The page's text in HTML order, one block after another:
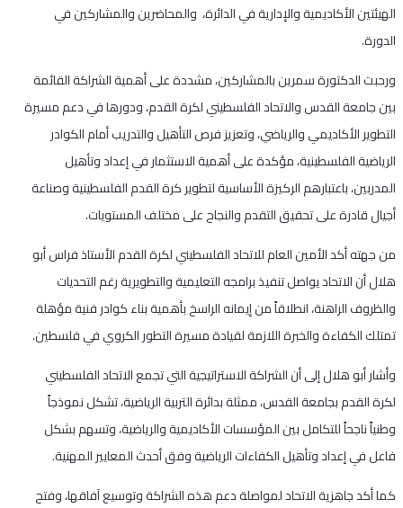
الهيئتين الأكاديمية والإدارية في الدائرة، والمحاضرين والمشاركين في
الدورة.
ورحبت الدكتورة سمرين بالمشاركين، مشددة على أهمية الشراكة القائمة
بين جامعة القدس والاتحاد الفلسطيني لكرة القدم، ودورها في دعم مسيرة
التطوير الأكاديمي والرياضي، وتعزيز فرص التأهيل والتدريب أمام الكوادر
الرياضية الفلسطينية، مؤكدة على أهمية الاستثمار في إعداد وتأهيل
المدربين، باعتبارهم الركيزة الأساسية لتطوير كرة القدم الفلسطينية وصناعة
أجيال قادرة على تحقيق التقدم والنجاح على مختلف المستويات.
من جهته أكد الأمين العام للاتحاد الفلسطيني لكرة القدم الأستاذ فراس أبو
هلال أن الاتحاد يواصل تنفيذ برامجه التعليمية والتطويرية رغم التحديات
والظروف الراهنة، انطلاقاً من إيمانه الراسخ بأهمية بناء كوادر فنية مؤهلة
تمتلك الكفاءة والخبرة اللازمة لقيادة مسيرة التطور الكروي في فلسطين.
وأشار أبو هلال إلى أن الشراكة الاستراتيجية التي تجمع الاتحاد الفلسطيني
لكرة القدم بجامعة القدس، ممثلة بدائرة التربية الرياضية، تشكل نموذجاً
وطنياً ناجحاً للتكامل بين المؤسسات الأكاديمية والرياضية، وتسهم بشكل
فاعل في إعداد وتأهيل الكفاءات الرياضية وفق أحدث المعايير المهنية.
كما أكد جاهزية الاتحاد لمواصلة دعم هذه الشراكة وتوسيع آفاقها، وفتح